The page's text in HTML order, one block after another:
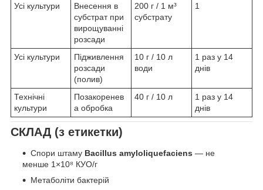
Усі культури
Внесення в
субстрат при
вирощуванні
розсади
200 г / 1 м³
субстрату
1
Усі культури
Підживлення
розсади
(полив)
10 г / 10 л
води
1 раз у 14
днів
Технічні
культури
Позакоренев
а обробка
40 г / 10 л
1 раз у 14
днів
СКЛАД (з етикетки)
Спори штаму Bacillus amyloliquefaciens — не
менше 1×10⁸ КУО/г
Метаболіти бактерій